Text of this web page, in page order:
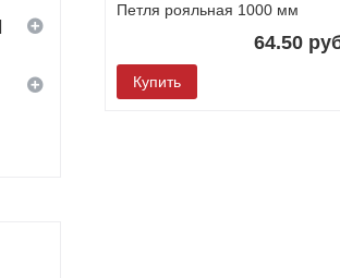
Петля рояльная 1000 мм
64.50
Купить